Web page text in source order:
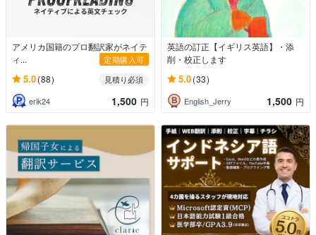
アメリカ国籍のプロ翻訳家がネイテ
ィ...
定期購入可
5.0(88)
見積り必須
erik24
1,500 円
英語の訂正【イギリス英語】・添
削・校正します
5.0(33)
English_Jerry 1,500 円